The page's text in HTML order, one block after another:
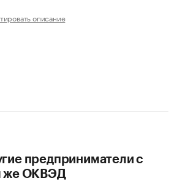
описание
предприниматели с
же ОКВЭД